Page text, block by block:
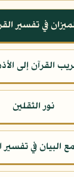
في تفسير
القرآن إلى
نور الثقلين
البيان في تفسير